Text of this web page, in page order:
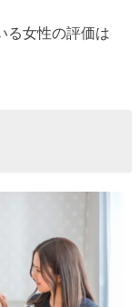
る女性の評価は